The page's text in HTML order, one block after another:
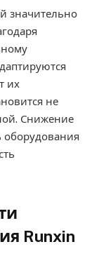
значительно
их
не
Снижение
оборудования
Runxin